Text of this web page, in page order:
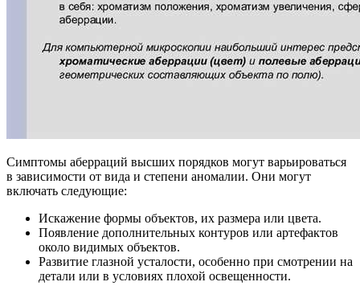
Симптомы аберраций высших порядков могут варьироваться
в зависимости от вида и степени аномалии. Они могут
включать следующие:
Искажение формы объектов, их размера или цвета.
Появление дополнительных контуров или артефактов
около видимых объектов.
Развитие глазной усталости, особенно при смотрении на
детали или в условиях плохой освещенности.